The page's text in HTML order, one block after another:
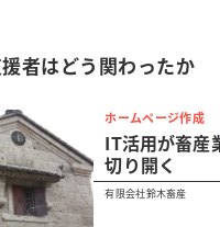
者はどう関わったか
ホームページ作成
IT活用が畜産
切り開く
有限会社鈴木畜産